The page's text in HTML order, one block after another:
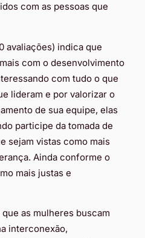
com as pessoas que
avaliações) indica que
com o desenvolvimento
com tudo o que
lideram e por valorizar o
de sua equipe, elas
participe da tomada de
sejam vistas como mais
Ainda conforme o
mais justas e
as mulheres buscam
interconexão,